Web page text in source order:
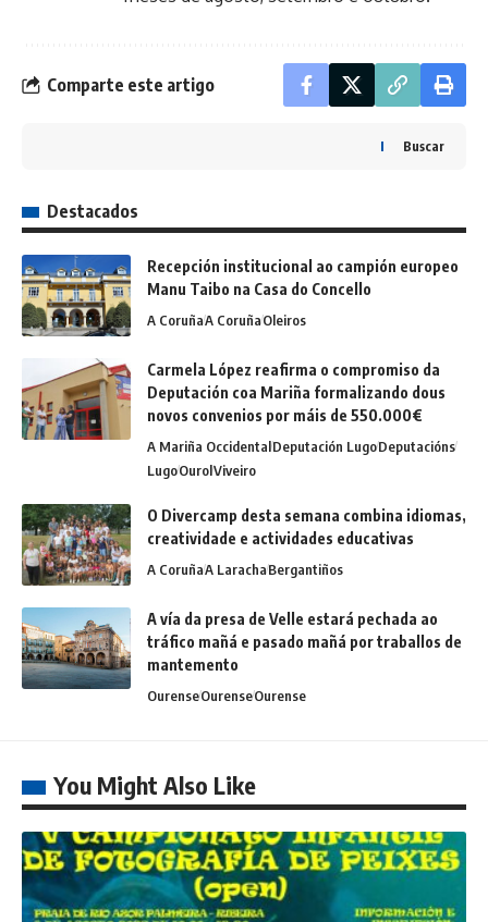
Comparte este artigo
Buscar
Destacados
Recepción institucional ao campión europeo
Manu Taibo na Casa do Concello
A CoruñaA CoruñaOleiros
Carmela López reafirma o compromiso da
Deputación coa Mariña formalizando dous
novos convenios por máis de 550.000€
A Mariña OccidentalDeputación LugoDeputacións
LugoOurolViveiro
O Divercamp desta semana combina idiomas,
creatividade e actividades educativas
A CoruñaA LarachaBergantiños
A vía da presa de Velle estará pechada ao
tráfico mañá e pasado mañá por traballos de
mantemento
OurenseOurenseOurense
You Might Also Like